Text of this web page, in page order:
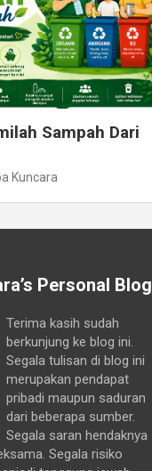
Sampah Dari
Kuncara
Personal Blog
Terima kasih sudah
berkunjung ke blog ini.
Segala tulisan di blog ini
merupakan pendapat
pribadi maupun saduran
dari beberapa sumber.
Segala saran hendaknya
Segala risiko